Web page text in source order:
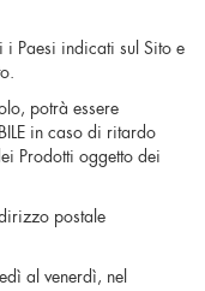
i Paesi indicati sul Sito e
potrà essere
in caso di ritardo
Prodotti oggetto dei
postale
al venerdì, nel